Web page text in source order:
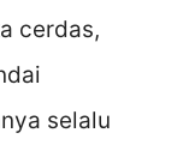
cerdas,
selalu